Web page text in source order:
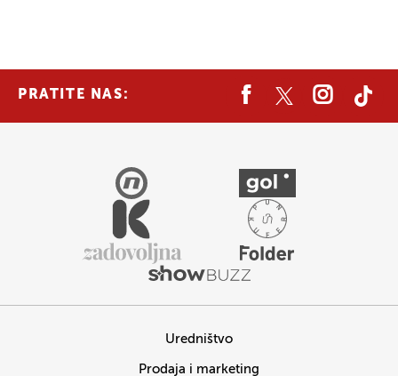
PRATITE NAS:
Uredništvo
Prodaja i marketing